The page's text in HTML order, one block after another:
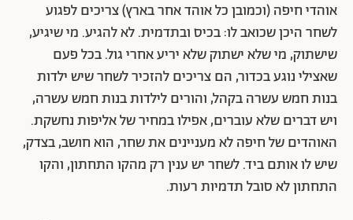
אוהדי חיפה (וכמובן כל אוהד אחר בארץ) צריכים לפגוע
לשחר היכן שכואב לו: בכיס ובתדמית. לא להגיע. מי שיגיע,
שישתוק, מי שלא ישתוק שלא יריע אחרי גול. בכל פעם
שאצילי נוגע בכדור, הם צריכים להזכיר לשחר שיש ילדות
בנות חמש עשרה בקהל, והורים לילדות בנות חמש עשרה,
ויש דברים שלא עוברים, אפילו במחיר של אליפות נחשקת.
האוהדים של חיפה לא מעניינים את שחר, הוא חושב, בצדק,
שיש לו אותם ביד. לשחר יש ענין רק מהקו התחתון, והקו
התחתון לא סובל תדמיות רעות.